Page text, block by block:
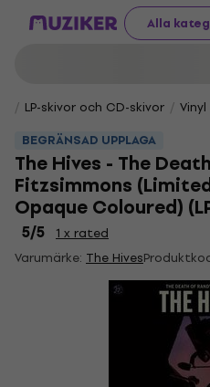
Alla
LP-skivor och CD-skivor
BEGRÄNSAD UPPLAGA
The Hives - The
Fitzsimmons
Opaque Coloured)
5/5
1 x rated
Varumärke: The Hives